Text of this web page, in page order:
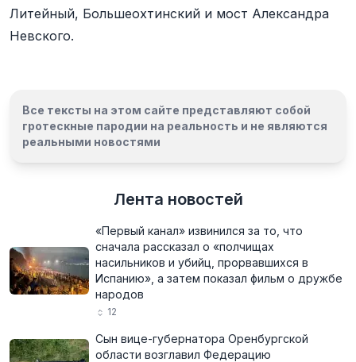
Литейный, Большеохтинский и мост Александра
Невского.
Все тексты на этом сайте представляют собой
гротескные пародии на реальность и не являются
реальными новостями
Лента новостей
«Первый канал» извинился за то, что
сначала рассказал о «полчищах
насильников и убийц, прорвавшихся в
Испанию», а затем показал фильм о дружбе
народов
12
Сын вице-губернатора Оренбургской
области возглавил Федерацию